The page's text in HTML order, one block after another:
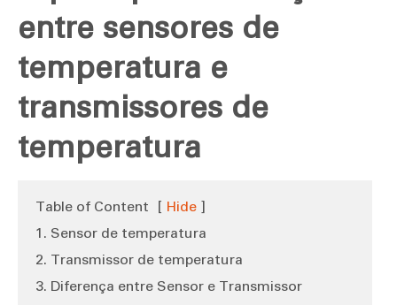
entre sensores de
temperatura e
transmissores de
temperatura
Table of Content [ Hide ]
1. Sensor de temperatura
2. Transmissor de temperatura
3. Diferença entre Sensor e Transmissor